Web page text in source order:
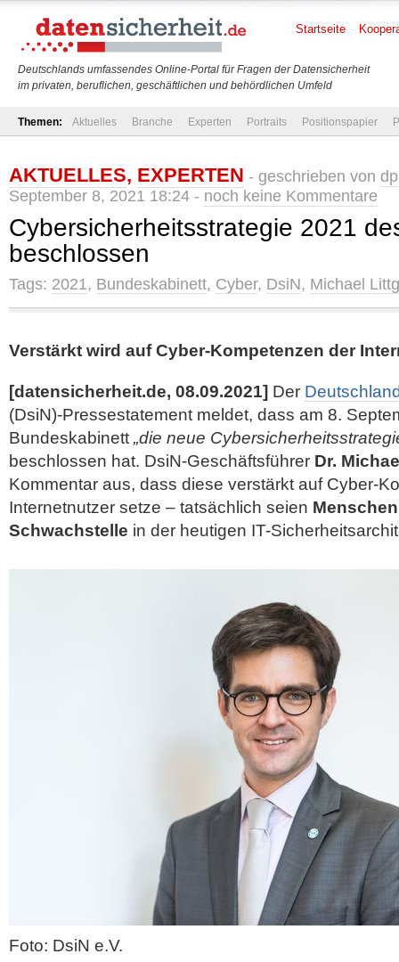
Deutschlands umfassendes Online-Portal für Fragen der Datensicherheit
im privaten, beruflichen, geschäftlichen und behördlichen Umfeld
Startseite
Themen: Aktuelles Branche Experten Portraits Positionspapier
AKTUELLES, EXPERTEN - geschrieben von dp
September 8, 2021 18:24 - noch keine Kommentare
Cybersicherheitsstrategie 2021
beschlossen
Tags: 2021, Bundeskabinett, Cyber, DsiN, Michael
Verstärkt wird auf Cyber-Kompetenzen der
[datensicherheit.de, 08.09.2021] Der
(DsiN)-Pressestatement meldet, dass am 8.
Bundeskabinett „die neue
beschlossen hat. DsiN-Geschäftsführer Dr.
Kommentar aus, dass diese verstärkt auf Cyber-
Internetnutzer setze – tatsächlich seien
Schwachstelle in der heutigen IT-
Foto: DsiN e.V.